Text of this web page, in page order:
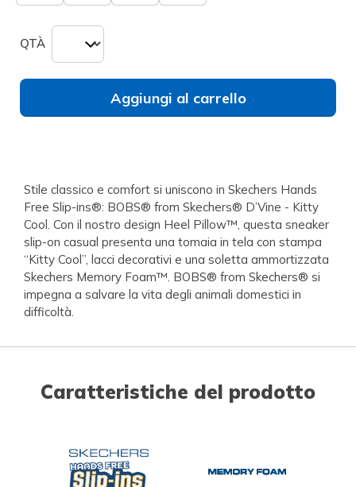
QTÀ
Aggiungi al carrello
Stile classico e comfort si uniscono in Skechers Hands
Free Slip-ins®: BOBS® from Skechers® D’Vine - Kitty
Cool. Con il nostro design Heel Pillow™, questa sneaker
slip-on casual presenta una tomaia in tela con stampa
“Kitty Cool”, lacci decorativi e una soletta ammortizzata
Skechers Memory Foam™. BOBS® from Skechers® si
impegna a salvare la vita degli animali domestici in
difficoltà.
Caratteristiche del prodotto